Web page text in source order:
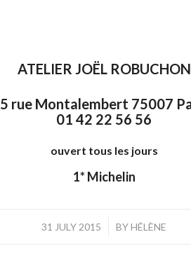
ATELIER JOËL ROBUCHON
5 rue Montalembert 75007
01 42 22 56 56
ouvert tous les jours
1* Michelin
31 JULY 2015
/ BYHÉLÈNE